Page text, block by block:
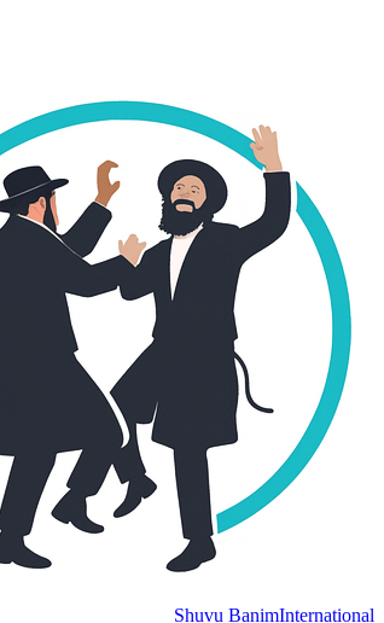
Shuvu BanimInternational